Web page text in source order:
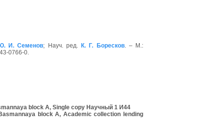
И. Семенов; Науч. ред. К. Г. Боресков. – М.:
0766-0.
block A, Single copy Научный 1 И44
block A, Academic collection lending